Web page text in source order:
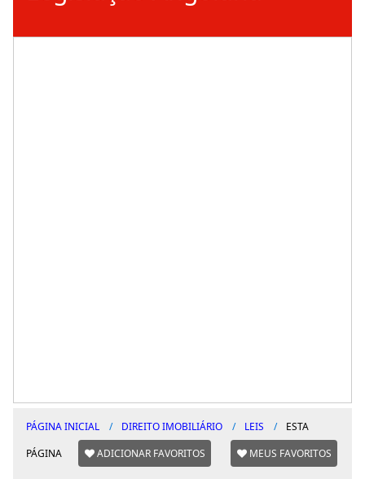
PÁGINA INICIAL DIREITO IMOBILIÁRIO LEIS
ESTA
PÁGINA
ADICIONAR FAVORITOS MEUS FAVORITOS